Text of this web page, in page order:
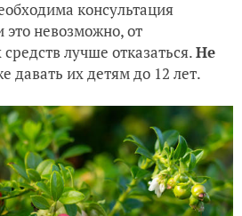
консультация
это невозможно, от
лучше отказаться.Не
давать их детям до 12 лет.